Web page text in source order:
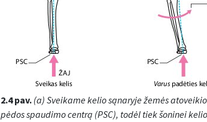
2.4 pav. (a) Sveikame kelio sąnaryje žemės
pėdos spaudimo centrą (PSC), todėl tiek šoninei